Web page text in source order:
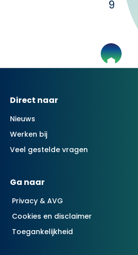
9
Contactinformatie
Direct naar
Nieuws
Werken bij
Veel gestelde vragen
Ga naar
Privacy & AVG
Cookies en disclaimer
Toegankelijkheid